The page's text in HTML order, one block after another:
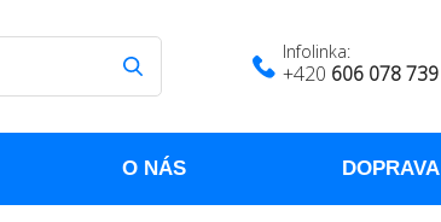
Infolinka:
+420 606 078 739
O NÁS DOPRAVA